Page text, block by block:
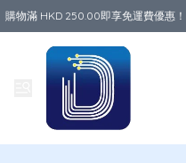
購物滿 HKD 250.00即享免運費優惠